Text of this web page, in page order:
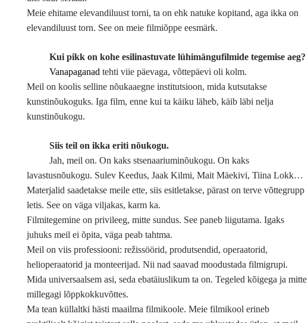
Meie ehitame elevandiluust torni, ta on ehk natuke kopitand, aga ikka on
elevandiluust torn. See on meie filmiõppe eesmärk.
Kui pikk on kohe esilinastuvate lühimängufilmide tegemise aeg?
Vanapaganadtehti viie päevaga, võttepäevi oli kolm.
Meil on koolis selline nõukaaegne institutsioon, mida kutsutakse
kunstinõukoguks. Iga film, enne kui ta käiku läheb, käib läbi nelja
kunstinõukogu.
Siis teil on ikka eriti nõukogu.
Jah, meil on. On kaks stsenaariuminõukogu. On kaks
lavastusnõukogu. Sulev Keedus, Jaak Kilmi, Mait Mäekivi, Tiina Lokk…
Materjalid saadetakse meile ette, siis esitletakse, pärast on terve võttegrupp
letis. See on väga viljakas, karm ka.
Filmitegemine on privileeg, mitte sundus. See paneb liigutama. Igaks
juhuks meil ei õpita, väga peab tahtma.
Meil on viis professiooni: režissöörid, produtsendid, operaatorid,
helioperaatorid ja monteerijad. Nii nad saavad moodustada filmigrupi.
Mida universaalsem asi, seda ebatäiuslikum ta on. Tegeled kõigega ja mitte
millegagi lõppkokkuvõttes.
Ma tean küllaltki hästi maailma filmikoole. Meie filmikool erineb